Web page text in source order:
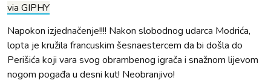
via GIPHY
Napokon izjednačenje!!!! Nakon slobodnog udarca Modrića,
lopta je kružila francuskim šesnaestercem da bi došla do
Perišića koji vara svog obrambenog igrača i snažnom lijevom
nogom pogađa u desni kut! Neobranjivo!